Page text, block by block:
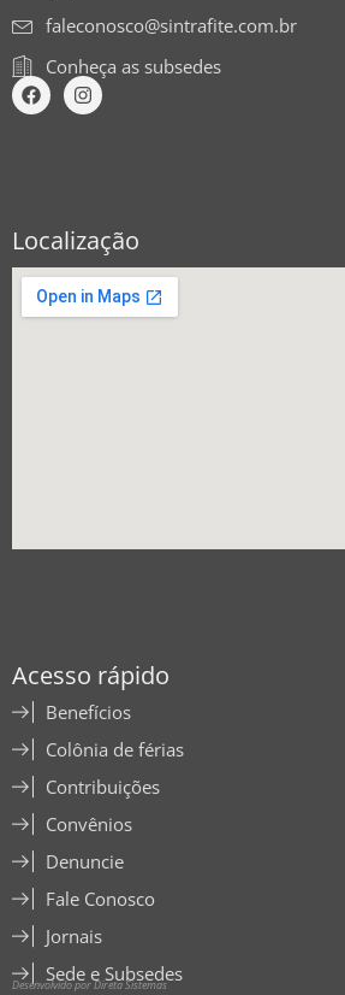
faleconosco@sintrafite.com.br
Conheça as subsedes
Localização
Acesso rápido
Benefícios
Colônia de férias
Contribuições
Convênios
Denuncie
Fale Conosco
Jornais
Sede e Subsedes
Desenvolvido por Direta Sistemas